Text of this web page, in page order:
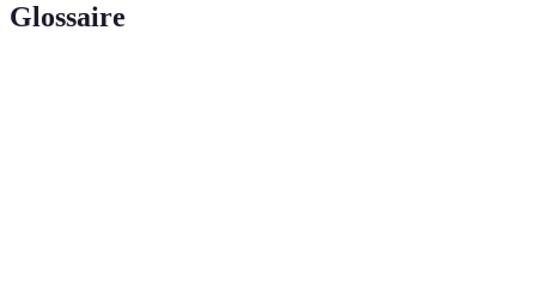
Glossaire